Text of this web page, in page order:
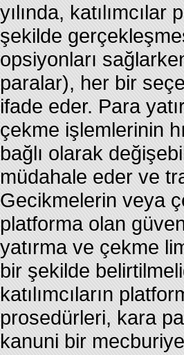
yılında,
şekilde
opsiyonları
paralar), her bir
ifade eder. Para
çekme işlemlerinin
bağlı olarak
müdahale eder ve
Gecikmelerin veya
platforma olan
yatırma ve çekme
bir şekilde
katılımcıların
prosedürleri, kara
kanuni bir